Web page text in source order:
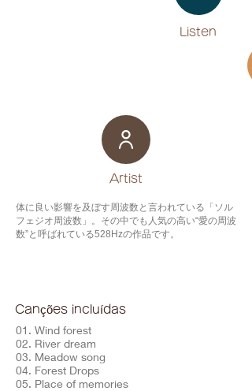
Listen​
​Artist
体に良い影響を及ぼす周波数と言われている「ソル
フェジオ周波数」。その中でも人気の高い“愛の周波
数”と呼ばれている528Hzの作品です。
Canções incluídas
01. Wind forest
02. River dream
03. Meadow song
04. Forest Drops
05. Place of memories